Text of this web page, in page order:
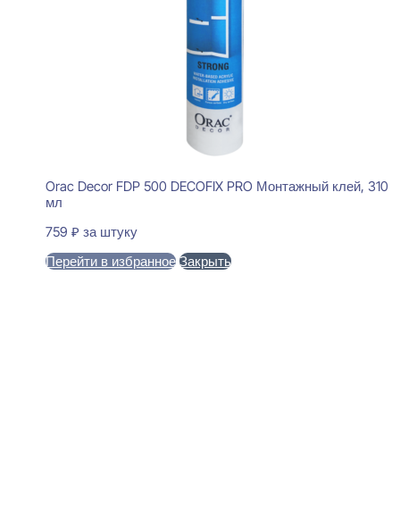
Orac Decor FDP 500 DECOFIX PRO Монтажный клей, 310
мл
759 ₽ за штуку
Перейти в избранное Закрыть